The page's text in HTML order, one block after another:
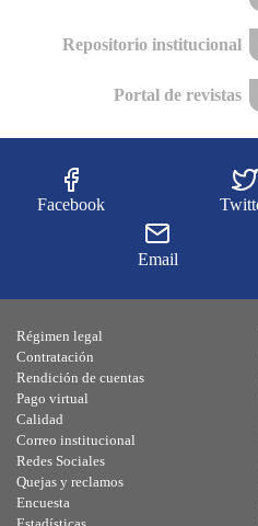
Repositorio institucional
Portal de revistas
Facebook
Email
Régimen legal
Contratación
Rendición de cuentas
Pago virtual
Calidad
Correo institucional
Redes Sociales
Quejas y reclamos
Encuesta